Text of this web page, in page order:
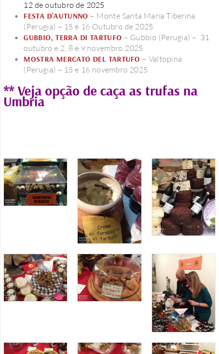
12 de outubro de 2025
FESTA D’AUTUNNO – Monte Santa Maria Tiberina
(Perugia) – 15 e 16 Outubro de 2025
GUBBIO, TERRA DI TARTUFO – Gubbio (Perugia) – 31
outubro e 2, 8 e 9 novembro 2025
MOSTRA MERCATO DEL TARTUFO – Valtopina
(Perugia) – 15 e 16 novembro 2025
** Veja opção de caça as trufas na
Umbria